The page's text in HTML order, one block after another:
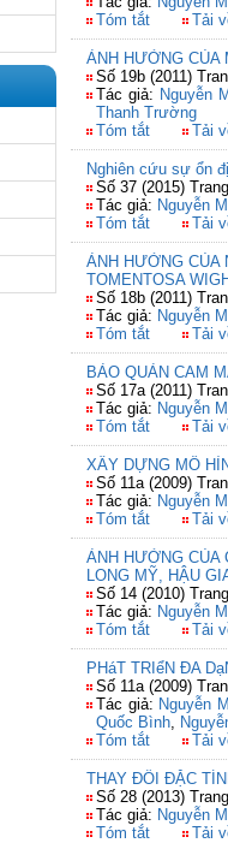
Tóm tắt
Tải
ẢNH HƯỞNG CỦA
Số 19b (2011)
Tác giả: Nguyễn
Thanh Trường
Tóm tắt
Tải
Nghiên cứu sự ổn
Số 37 (2015)
Tác giả: Nguyễn
Tóm tắt
Tải
ẢNH HƯỞNG CỦA
TOMENTOSA
Số 18b (2011)
Tác giả: Nguyễn
Tóm tắt
Tải
BẢO QUẢN CAM
Số 17a (2011)
Tác giả: Nguyễn
Tóm tắt
Tải
XÂY DỰNG MÔ
Số 11a (2009)
Tác giả: Nguyễn
Tóm tắt
Tải
ẢNH HƯỞNG CỦA
LONG MỸ, HẬU
Số 14 (2010)
Tác giả: Nguyễn
Tóm tắt
Tải
PHáT TRIểN ĐA
Số 11a (2009)
Tác giả: Nguyễn
Quốc Bình,
Tóm tắt
Tải
THAY ĐỔI ĐẶC
Số 28 (2013)
Tác giả: Nguyễn
Tóm tắt
Tải